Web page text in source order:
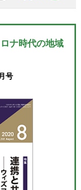
ナ時代の地域
号